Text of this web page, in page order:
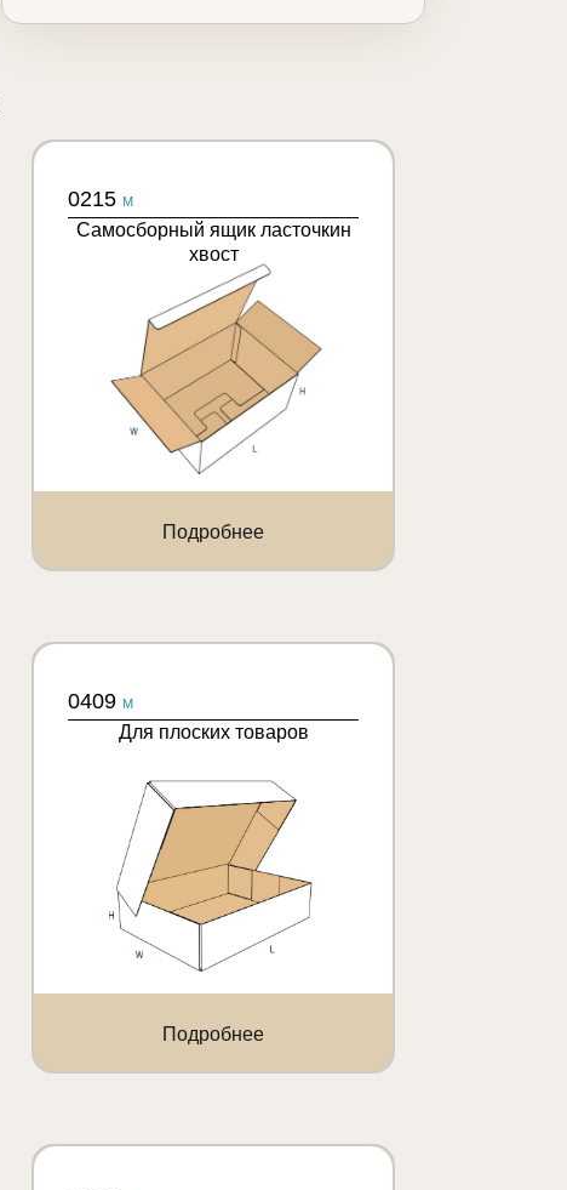
0215 M
Самосборный ящик ласточкин
хвост
Подробнее
0409 M
Для плоских товаров
Подробнее